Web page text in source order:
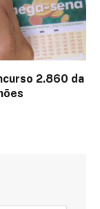
2.860 da